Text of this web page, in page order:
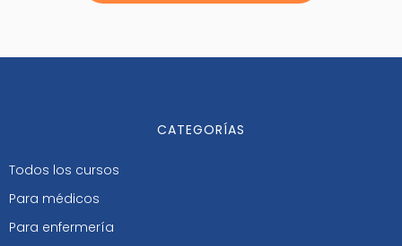
CATEGORÍAS
Todos los cursos
Para médicos
Para enfermería